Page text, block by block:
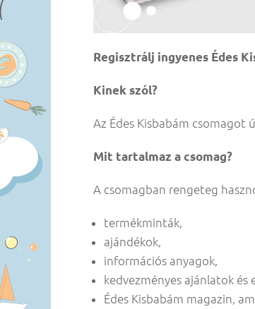
Regisztrálj ingyenes Édes
Kinek szól?
Az Édes Kisbabám csomagot
Mit tartalmaz a csomag?
A csomagban rengeteg
termékminták,
ajándékok,
információs anyagok,
kedvezményes ajánlatok és
Édes Kisbabám magazin,